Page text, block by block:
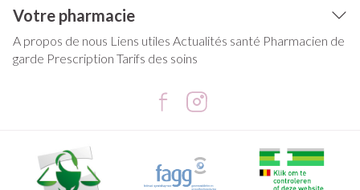
Votre pharmacie
A propos de nous Liens utiles Actualités santé Pharmacien de
garde Prescription Tarifs des soins